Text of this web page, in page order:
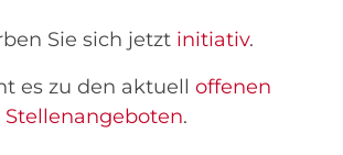
Sie sich jetzt initiativ.
es zu den aktuell offenen
Stellenangeboten.